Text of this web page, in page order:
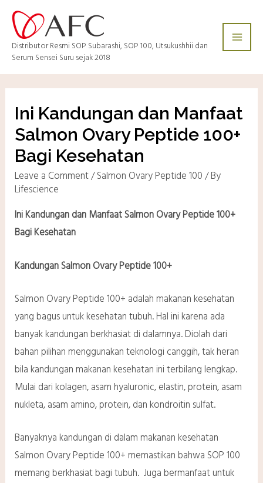
Distributor Resmi SOP Subarashi, SOP 100, Utsukushhii dan
Serum Sensei Suru sejak 2018
Ini Kandungan dan Manfaat
Salmon Ovary Peptide 100+
Bagi Kesehatan
Leave a Comment/Salmon Ovary Peptide 100/ By
Lifescience
Ini Kandungan dan Manfaat Salmon Ovary Peptide 100+
Bagi Kesehatan
Kandungan Salmon Ovary Peptide 100+
Salmon Ovary Peptide 100+ adalah makanan kesehatan
yang bagus untuk kesehatan tubuh. Hal ini karena ada
banyak kandungan berkhasiat di dalamnya. Diolah dari
bahan pilihan menggunakan teknologi canggih, tak heran
bila kandungan makanan kesehatan ini terbilang lengkap.
Mulai dari kolagen, asam hyaluronic, elastin, protein, asam
nukleta, asam amino, protein, dan kondroitin sulfat.
Banyaknya kandungan di dalam makanan kesehatan
Salmon Ovary Peptide 100+ memastikan bahwa SOP 100
memang berkhasiat bagi tubuh. Juga bermanfaat untuk